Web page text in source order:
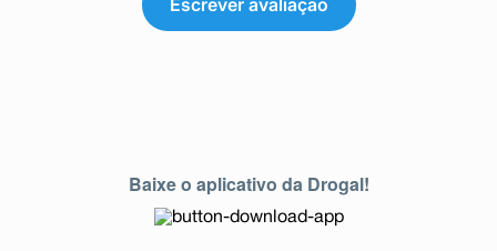
Baixe o aplicativo da Drogal!